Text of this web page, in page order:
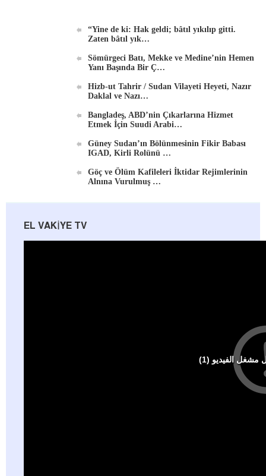
“Yine de ki: Hak geldi; bâtıl yıkılıp gitti.
Zaten bâtıl yık…
Sömürgeci Batı, Mekke ve Medine’nin Hemen
Yanı Başında Bir Ç…
Hizb-ut Tahrir / Sudan Vilayeti Heyeti, Nazır
Daklal ve Nazı…
Bangladeş, ABD’nin Çıkarlarına Hizmet
Etmek İçin Suudi Arabi…
Güney Sudan’ın Bölünmesinin Fikir Babası
IGAD, Kirli Rolünü …
Göç ve Ölüm Kafileleri İktidar Rejimlerinin
Alnına Vurulmuş …
EL VAKIYE TV